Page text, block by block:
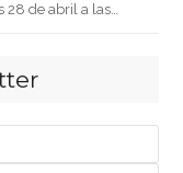
28 de abril a las…